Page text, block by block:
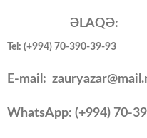
ƏLAQƏ:
Tel: (+994) 70-390-39-93
E-mail:
WhatsApp: (+994) 70-